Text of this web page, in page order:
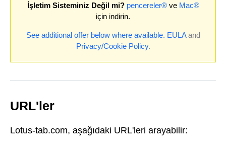
İşletim Sisteminiz Değil mi? pencereler®ve Mac®
için indirin.
See additional offer below where available. EULAand
Privacy/Cookie Policy.
URL'ler
Lotus-tab.com, aşağıdaki URL'leri arayabilir: